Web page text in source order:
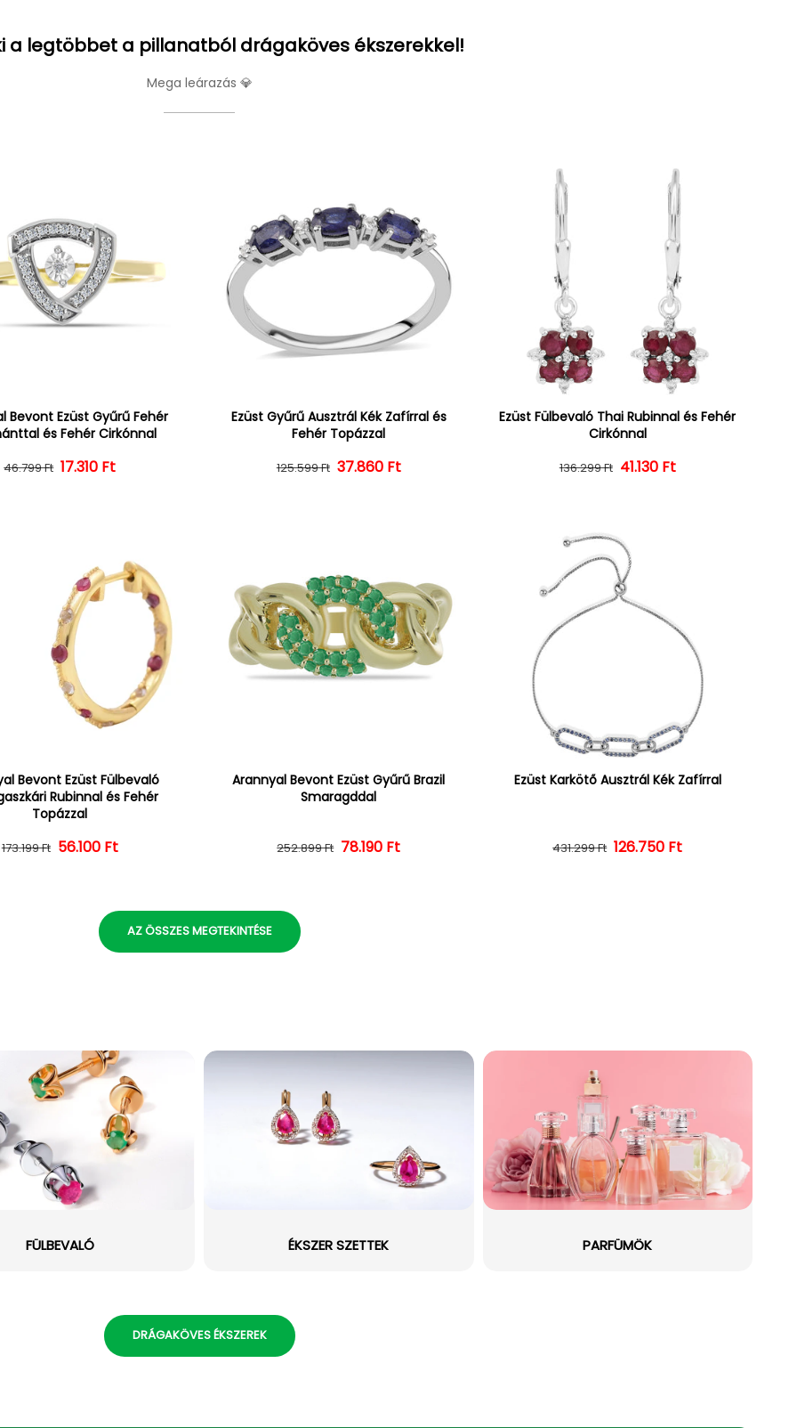
a legtöbbet a pillanatból drágaköves ékszerekkel!
Mega leárazás 💎
Bevont Ezüst Gyűrű Fehér
és Fehér Cirkónnal
Normál ár
46.799 Ft Kedvezményes ár
17.310 Ft
Ezüst Gyűrű Ausztrál Kék Zafírral és
Fehér Topázzal
Normál ár
125.599 Ft Kedvezményes ár
37.860 Ft
Ezüst Fülbevaló Thai Rubinnal és Fehér
Cirkónnal
Normál ár
136.299 Ft Kedvezményes ár
41.130 Ft
Bevont Ezüst Fülbevaló
Rubinnal és Fehér
Topázzal
Normál ár
173.199 Ft Kedvezményes ár
56.100 Ft
Arannyal Bevont Ezüst Gyűrű Brazil
Smaragddal
Normál ár
252.899 Ft Kedvezményes ár
78.190 Ft
Ezüst Karkötő Ausztrál Kék Zafírral
Normál ár
431.299 Ft Kedvezményes ár
126.750 Ft
AZ ÖSSZES MEGTEKINTÉSE
FÜLBEVALÓ ÉKSZER SZETTEK PARFÜMÖK
DRÁGAKÖVES ÉKSZEREK